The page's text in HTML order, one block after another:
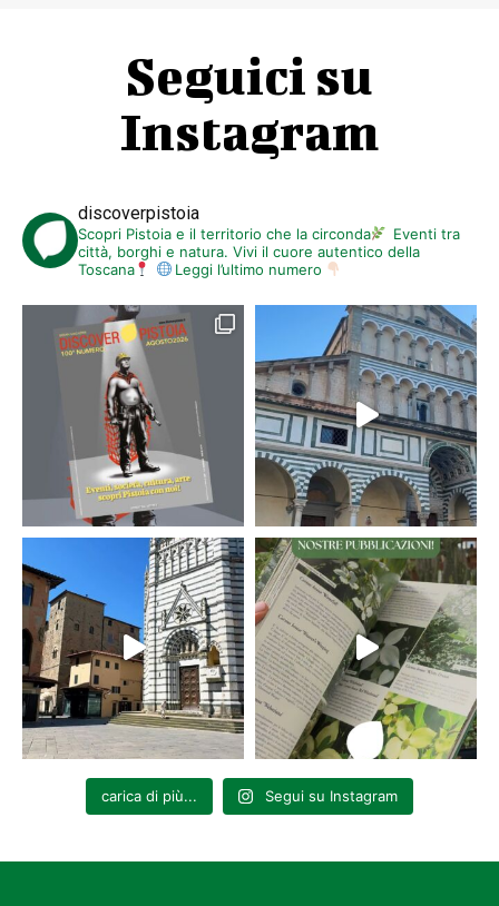
Seguici su
Instagram
discoverpistoia
Scopri Pistoia e il territorio che la circonda
Eventi tra
città, borghi e natura. Vivi il cuore autentico della
Toscana
Leggi l’ultimo numero
carica di più... Segui su Instagram